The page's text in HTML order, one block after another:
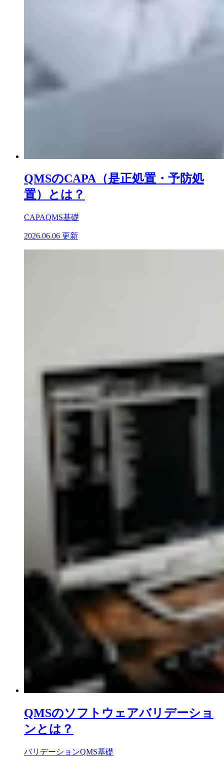
QMSのCAPA（是正処置・予防処
置）とは？
CAPAQMS基礎
2026.06.06 更新
QMSのソフトウェアバリデーショ
ンとは？
バリデーションQMS基礎